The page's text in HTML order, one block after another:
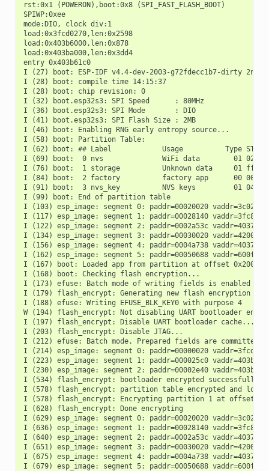
rst:0x1 (POWERON),boot:0x8 (SPI_FAST_FLASH_BOOT)
SPIWP:0xee
mode:DIO, clock div:1
load:0x3fcd0270,len:0x2598
load:0x403b6000,len:0x878
load:0x403ba000,len:0x3dd4
entry 0x403b61c0
I (27) boot: ESP-IDF v4.4-dev-2003-g72fdecc1b7-dirty 2nd
I (28) boot: compile time 14:15:37
I (28) boot: chip revision: 0
I (32) boot.esp32s3: SPI Speed      : 80MHz
I (36) boot.esp32s3: SPI Mode       : DIO
I (41) boot.esp32s3: SPI Flash Size : 2MB
I (46) boot: Enabling RNG early entropy source...
I (58) boot: Partition Table:
I (62) boot: ## Label            Usage          Type ST
I (69) boot:  0 nvs              WiFi data        01 02
I (76) boot:  1 storage          Unknown data     01 ff
I (84) boot:  2 factory          factory app      00 00
I (91) boot:  3 nvs_key          NVS keys         01 04
I (99) boot: End of partition table
I (103) esp_image: segment 0: paddr=00020020
I (117) esp_image: segment 1: paddr=00028140
I (122) esp_image: segment 2: paddr=0002a53c
I (134) esp_image: segment 3: paddr=00030020
I (156) esp_image: segment 4: paddr=0004a738
I (162) esp_image: segment 5: paddr=00050688
I (167) boot: Loaded app from partition at offset 0x20000
I (168) boot: Checking flash encryption...
I (173) efuse: Batch mode of writing fields is enabled
I (179) flash_encrypt: Generating new flash encryption
I (188) efuse: Writing EFUSE_BLK_KEY0 with purpose 4
W (194) flash_encrypt: Not disabling UART bootloader
I (197) flash_encrypt: Disable UART bootloader cache...
I (203) flash_encrypt: Disable JTAG...
I (212) efuse: Batch mode. Prepared fields are committed
I (214) esp_image: segment 0: paddr=00000020
I (223) esp_image: segment 1: paddr=000025c0
I (230) esp_image: segment 2: paddr=00002e40
I (534) flash_encrypt: bootloader encrypted successfully
I (578) flash_encrypt: partition table encrypted and
I (578) flash_encrypt: Encrypting partition 1 at offset
I (628) flash_encrypt: Done encrypting
I (629) esp_image: segment 0: paddr=00020020
I (636) esp_image: segment 1: paddr=00028140
I (640) esp_image: segment 2: paddr=0002a53c
I (651) esp_image: segment 3: paddr=00030020
I (675) esp_image: segment 4: paddr=0004a738
I (679) esp_image: segment 5: paddr=00050688